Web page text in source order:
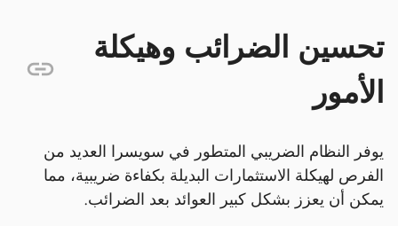
تحسين الضرائب وهيكلة
الأمور
يوفر النظام الضريبي المتطور في سويسرا العديد من
الفرص لهيكلة الاستثمارات البديلة بكفاءة ضريبية، مما
يمكن أن يعزز بشكل كبير العوائد بعد الضرائب.